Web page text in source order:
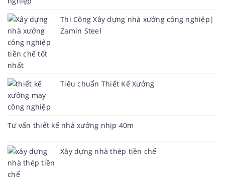
Thi Công Xây dựng nhà xưởng công nghiệp|
Zamin Steel
Tiêu chuẩn Thiết Kế Xưởng
Tư vấn thiết kế nhà xưởng nhịp 40m
Xây dựng nhà thép tiền chế